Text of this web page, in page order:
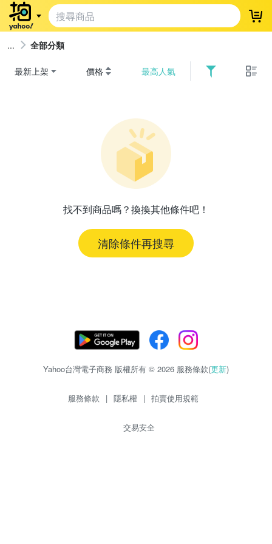
登
全部分類
最新上架 價格 最高人氣
找不到商品嗎？換換其他條件吧！
清除條件再搜尋
Yahoo台灣電子商務 版權所有 © 2026 服務條款(更新)
服務條款 | 隱私權 | 拍賣使用規範
交易安全